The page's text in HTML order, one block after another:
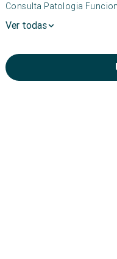
Consulta Patologia
Ver todas